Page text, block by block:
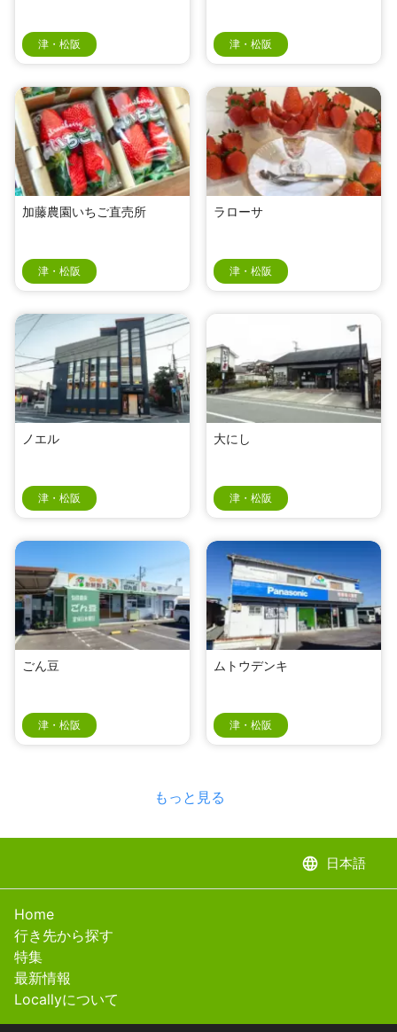
津・松阪 津・松阪
加藤農園いちご直売所
津・松阪
ラローサ
津・松阪
ノエル
津・松阪
大にし
津・松阪
ごん豆
津・松阪
ムトウデンキ
津・松阪
もっと見る
language 日本語
Home
行き先から探す
特集
最新情報
Locallyについて